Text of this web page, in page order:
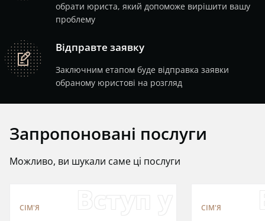
обрати юриста, який допоможе вирішити вашу
проблему
note
Відправте заявку
Заключним етапом буде відправка заявки
обраному юристові на розгляд
Запропоновані послуги
Можливо, ви шукали саме ці послуги
СІМ'Я Вступ у СІМ'Я